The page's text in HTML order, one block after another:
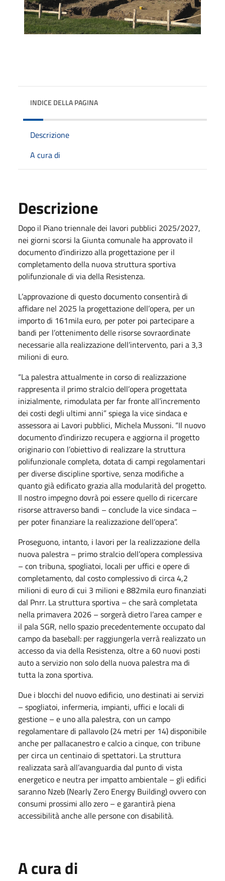
INDICE DELLA PAGINA
Descrizione
A cura di
Descrizione
Dopo il Piano triennale dei lavori pubblici 2025/2027,
nei giorni scorsi la Giunta comunale ha approvato il
documento d’indirizzo alla progettazione per il
completamento della nuova struttura sportiva
polifunzionale di via della Resistenza.
L’approvazione di questo documento consentirà di
affidare nel 2025 la progettazione dell’opera, per un
importo di 161mila euro, per poter poi partecipare a
bandi per l’ottenimento delle risorse sovraordinate
necessarie alla realizzazione dell’intervento, pari a 3,3
milioni di euro.
“La palestra attualmente in corso di realizzazione
rappresenta il primo stralcio dell’opera progettata
inizialmente, rimodulata per far fronte all’incremento
dei costi degli ultimi anni” spiega la vice sindaca e
assessora ai Lavori pubblici, Michela Mussoni. “Il nuovo
documento d’indirizzo recupera e aggiorna il progetto
originario con l’obiettivo di realizzare la struttura
polifunzionale completa, dotata di campi regolamentari
per diverse discipline sportive, senza modifiche a
quanto già edificato grazia alla modularità del progetto.
Il nostro impegno dovrà poi essere quello di ricercare
risorse attraverso bandi – conclude la vice sindaca –
per poter finanziare la realizzazione dell’opera”.
Proseguono, intanto, i lavori per la realizzazione della
nuova palestra – primo stralcio dell’opera complessiva
– con tribuna, spogliatoi, locali per uffici e opere di
completamento, dal costo complessivo di circa 4,2
milioni di euro di cui 3 milioni e 882mila euro finanziati
dal Pnrr. La struttura sportiva – che sarà completata
nella primavera 2026 – sorgerà dietro l’area camper e
il pala SGR, nello spazio precedentemente occupato dal
campo da baseball: per raggiungerla verrà realizzato un
accesso da via della Resistenza, oltre a 60 nuovi posti
auto a servizio non solo della nuova palestra ma di
tutta la zona sportiva.
Due i blocchi del nuovo edificio, uno destinati ai servizi
– spogliatoi, infermeria, impianti, uffici e locali di
gestione – e uno alla palestra, con un campo
regolamentare di pallavolo (24 metri per 14) disponibile
anche per pallacanestro e calcio a cinque, con tribune
per circa un centinaio di spettatori. La struttura
realizzata sarà all’avanguardia dal punto di vista
energetico e neutra per impatto ambientale – gli edifici
saranno Nzeb (Nearly Zero Energy Building) ovvero con
consumi prossimi allo zero – e garantirà piena
accessibilità anche alle persone con disabilità.
A cura di